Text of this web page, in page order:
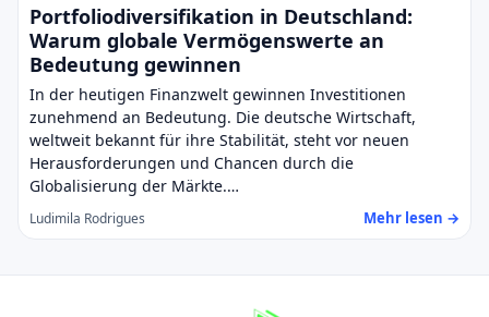
Portfoliodiversifikation in Deutschland:
Warum globale Vermögenswerte an
Bedeutung gewinnen
In der heutigen Finanzwelt gewinnen Investitionen
zunehmend an Bedeutung. Die deutsche Wirtschaft,
weltweit bekannt für ihre Stabilität, steht vor neuen
Herausforderungen und Chancen durch die
Globalisierung der Märkte.…
Ludimila Rodrigues Mehr lesen →